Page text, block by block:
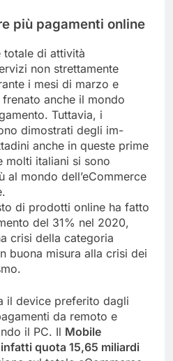
più pagamenti online
totale di attività
non strettamente
i mesi di marzo e
anche il mondo
Tuttavia, i
dimostrati degli im-
anche in queste prime
italiani si sono
al mondo dell’eCommerce
di prodotti online ha fatto
del 31% nel 2020,
crisi della categoria
buona misura alla crisi dei
il device preferito dagli
da remoto e
il PC. Il Mobile
quota 15,65 miliardi